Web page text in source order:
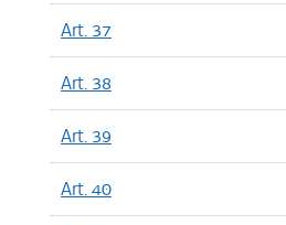
Art. 37
Art. 38
Art. 39
Art. 40